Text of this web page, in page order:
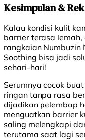
Kesimpulan &
Kalau kondisi kulit
barrier terasa
rangkaian Numbuzin
Soothing bisa jadi
sehari-hari!
Serumnya cocok
ringan tanpa rasa
dijadikan pelembap
menguatkan barrier
saling melengkapi
terutama saat lagi